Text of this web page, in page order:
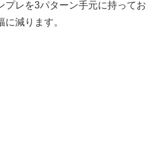
プレを3パターン手元に持ってお
に減ります。